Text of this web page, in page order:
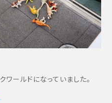
ワールドになっていました。